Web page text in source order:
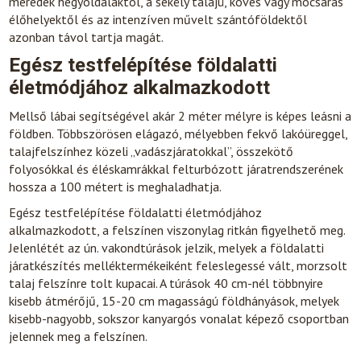
élőhelyektől és az intenzíven művelt szántóföldektől
azonban távol tartja magát.
Egész testfelépítése földalatti
életmódjához alkalmazkodott
Mellső lábai segítségével akár 2 méter mélyre is képes leásni a
földben. Többszörösen elágazó, mélyebben fekvő lakóüreggel,
talajfelszínhez közeli „vadászjáratokkal”, összekötő
folyosókkal és éléskamrákkal felturbózott járatrendszerének
hossza a 100 métert is meghaladhatja.
Egész testfelépítése földalatti életmódjához
alkalmazkodott, a felszínen viszonylag ritkán figyelhető meg.
Jelenlétét az ún. vakondtúrások jelzik, melyek a földalatti
járatkészítés melléktermékeiként feleslegessé vált, morzsolt
talaj felszínre tolt kupacai. A túrások 40 cm-nél többnyire
kisebb átmérőjű, 15-20 cm magasságú földhányások, melyek
kisebb-nagyobb, sokszor kanyargós vonalat képező csoportban
jelennek meg a felszínen.